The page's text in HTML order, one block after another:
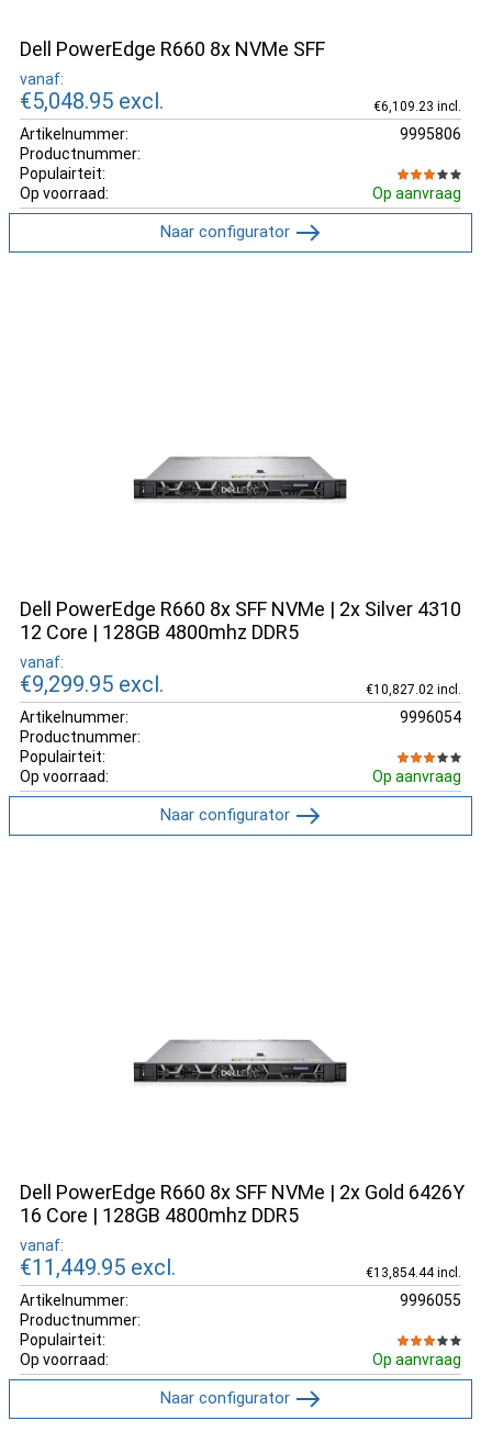
Dell PowerEdge R660 8x NVMe SFF
vanaf:
€5,048.95 excl. €6,109.23 incl.
Artikelnummer:
9995806
Productnummer:
Populairteit:
Op voorraad:
Op aanvraag
Naar configurator
Dell PowerEdge R660 8x SFF NVMe | 2x Silver 4310
12 Core | 128GB 4800mhz DDR5
vanaf:
€9,299.95 excl. €10,827.02 incl.
Artikelnummer:
9996054
Productnummer:
Populairteit:
Op voorraad:
Op aanvraag
Naar configurator
Dell PowerEdge R660 8x SFF NVMe | 2x Gold 6426Y
16 Core | 128GB 4800mhz DDR5
vanaf:
€11,449.95 excl. €13,854.44 incl.
Artikelnummer:
9996055
Productnummer:
Populairteit:
Op voorraad:
Op aanvraag
Naar configurator